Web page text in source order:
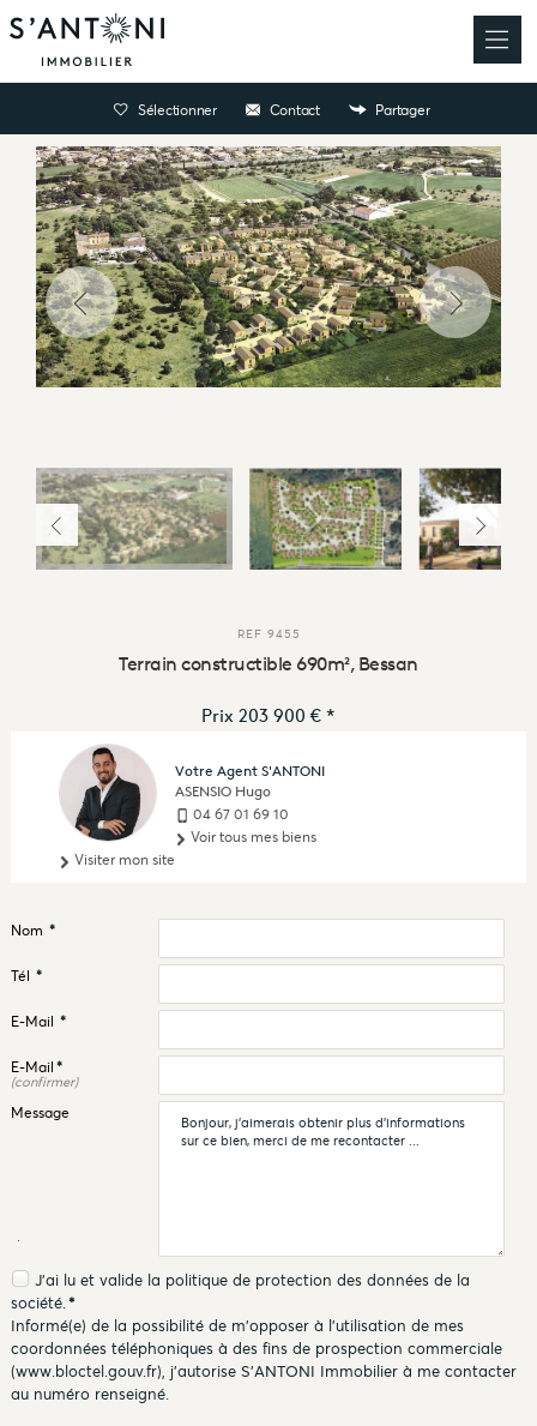
Sélectionner Contact Partager
REF 9455
Terrain constructible 690m², Bessan
Prix 203 900 € *
Votre Agent S'ANTONI
ASENSIO Hugo
04 67 01 69 10
Voir tous mes biens
Visiter mon site
Nom *
Tél *
E-Mail *
E-Mail *
(confirmer)
Message
J'ai lu et valide la politique de protection des donnéesde la
société.*
Informé(e) de la possibilité de m'opposer à l'utilisation de mes
coordonnées téléphoniques à des fins de prospection commerciale
(www.bloctel.gouv.fr), j'autorise S'ANTONI Immobilier à me contacter
au numéro renseigné.